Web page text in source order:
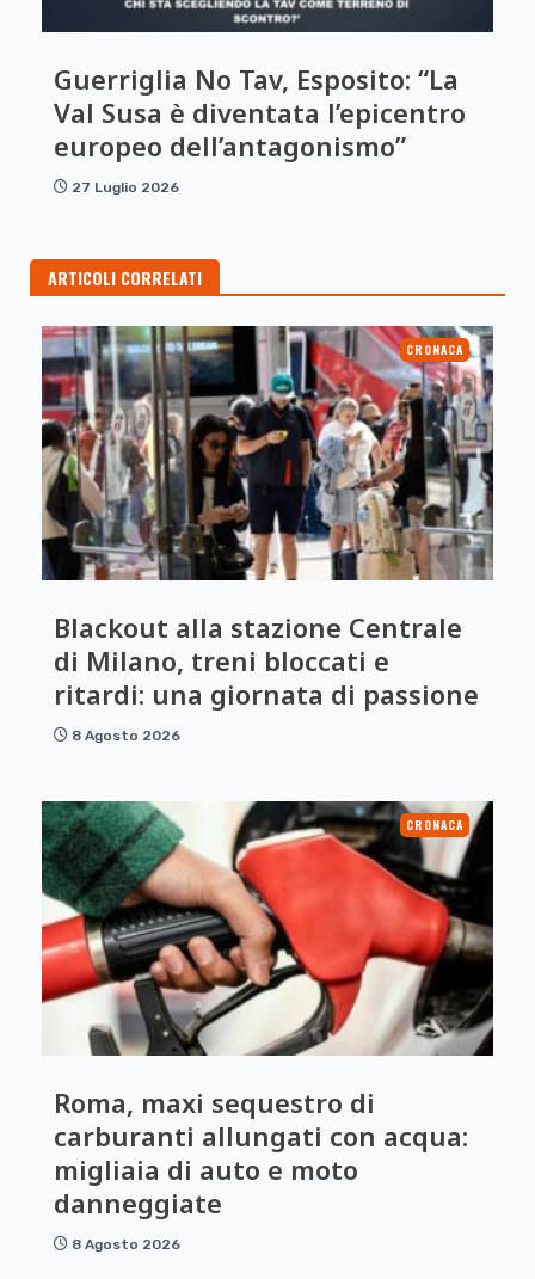
Guerriglia No Tav, Esposito: “La
Val Susa è diventata l’epicentro
europeo dell’antagonismo”
27 Luglio 2026
ARTICOLI CORRELATI
CRONACA
Blackout alla stazione Centrale
di Milano, treni bloccati e
ritardi: una giornata di passione
8 Agosto 2026
CRONACA
Roma, maxi sequestro di
carburanti allungati con acqua:
migliaia di auto e moto
danneggiate
8 Agosto 2026